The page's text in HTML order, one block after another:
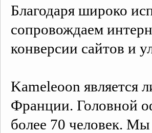
Благодаря широко
сопровождаем
конверсии сайтов и
Kameleoon является
Франции. Головной
более 70 человек.